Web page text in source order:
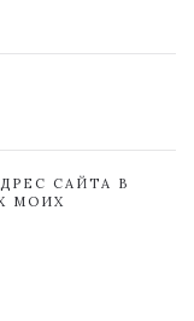
САЙТА В
МОИХ